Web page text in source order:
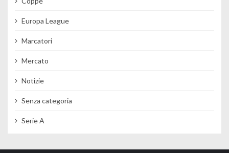
Europa League
Marcatori
Mercato
Notizie
Senza categoria
Serie A